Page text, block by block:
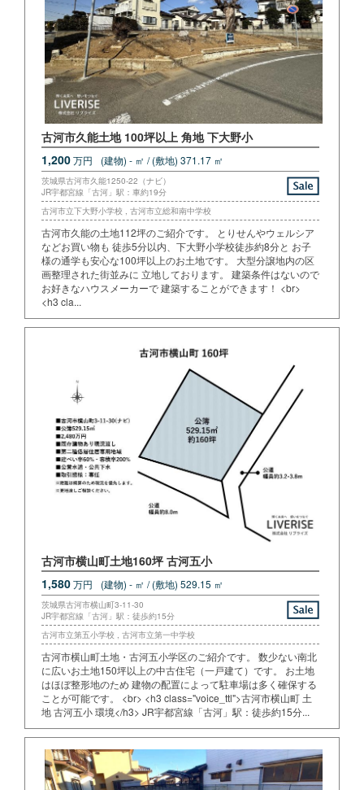
古河市久能土地 100坪以上 角地 下大野小
1,200万円 (建物) - ㎡ / (敷地) 371.17 ㎡
茨城県古河市久能1250-22（ナビ）
JR宇都宮線「古河」駅：車約19分
古河市立下大野小学校 , 古河市立総和南中学校
古河市久能の土地112坪のご紹介です。 とりせんやウェルシア
などお買い物も 徒歩5分以内、下大野小学校徒歩約8分と お子
様の通学も安心な100坪以上のお土地です。 大型分譲地内の区
画整理された街並みに 立地しております。 建築条件はないので
お好きなハウスメーカーで 建築することができます！ <br>
<h3 cla...
古河市横山町土地160坪 古河五小
1,580万円 (建物) - ㎡ / (敷地) 529.15 ㎡
茨城県古河市横山町3-11-30
JR宇都宮線「古河」駅：徒歩約15分
古河市立第五小学校 , 古河市立第一中学校
古河市横山町土地・古河五小学区のご紹介です。 数少ない南北
に広いお土地150坪以上の中古住宅（一戸建て）です。 お土地
はほぼ整形地のため 建物の配置によって駐車場は多く確保する
ことが可能です。 <br> <h3 class="voice_ttl">古河市横山町 土
地 古河五小 環境</h3> JR宇都宮線「古河」駅：徒歩約15分...